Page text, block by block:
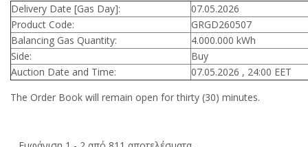
Delivery Date [Gas Day]:
07.05.2026
Product Code:
GRGD260507
Balancing Gas Quantity:
4.000.000 kWh
Side:
Buy
Auction Date and Time:
07.05.2026 , 24:00 EET
The Order Book will remain open for thirty (30) minutes.